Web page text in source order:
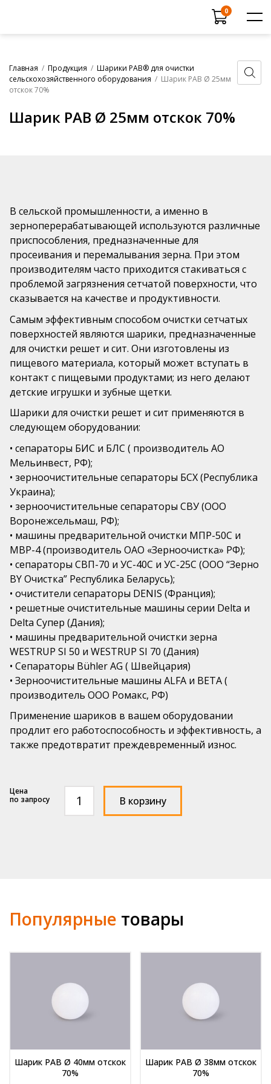
0
Поиск
товаров
Ковши норийные РАВ®
Скребки конвейерные РАВ®
оборудования
Ролики полимерные РАВ®
Шарики РАВ® для гальванических ванн
Рыбозащитные шарики РАВ®
Подвижные шаровые насадки РАВ®
Бильные пальцы
Вся продукция
Прайс-лист
Услуги
Дилеры
Контакты
+7 (831) 438-70-53
mail@pls52.ru
Россия, Нижегородская область, Кстовский район,
д. Фроловское, Промзона, стр. №3 (территория базы
№17).
Главная / Продукция / Шарики РАВ® для очистки
сельскохозяйственного оборудования / Шарик РАВ Ø 25мм
отскок 70%
Шарик РАВ Ø 25мм отскок 70%
В сельской промышленности, а именно в
зерноперерабатывающей используются различные
приспособления, предназначенные для
просеивания и перемалывания зерна. При этом
производителям часто приходится стакиваться с
проблемой загрязнения сетчатой поверхности, что
сказывается на качестве и продуктивности.
Самым эффективным способом очистки сетчатых
поверхностей являются шарики, предназначенные
для очистки решет и сит. Они изготовлены из
пищевого материала, который может вступать в
контакт с пищевыми продуктами; из него делают
детские игрушки и зубные щетки.
Шарики для очистки решет и сит применяются в
следующем оборудовании:
• сепараторы БИС и БЛС ( производитель АО
Мельинвест, РФ);
• зерноочистительные сепараторы БСХ (Республика
Украина);
• зерноочистительные сепараторы СВУ (ООО
Воронежсельмаш, РФ);
• машины предварительной очистки МПР-50С и
МВР-4 (производитель ОАО «Зерноочистка» РФ);
• сепараторы CВП-70 и УС-40С и УС-25С (ООО “Зерно
BY Очистка” Республика Беларусь);
• очистители сепараторы DENIS (Франция);
• решетные очистительные машины серии Delta и
Delta Супер (Дания);
• машины предварительной очистки зерна
WESTRUP SI 50 и WESTRUP SI 70 (Дания)
• Сепараторы Bühler AG ( Швейцария)
• Зерноочистительные машины ALFA и BETA (
производитель ООО Ромакс, РФ)
Применение шариков в вашем оборудовании
продлит его работоспособность и эффективность, а
также предотвратит преждевременный износ.
по запросу
товара
В корзину
Популярные товары
Шарик РАВ Ø 40мм отскок
70%
Шарик РАВ Ø 38мм отскок
70%